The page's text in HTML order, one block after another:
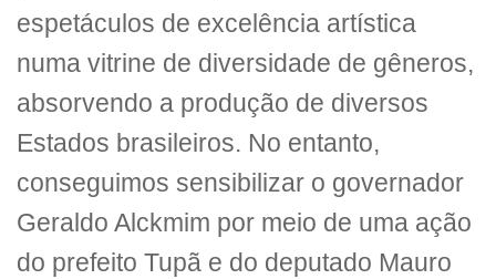
espetáculos de excelência artística
numa vitrine de diversidade de gêneros,
absorvendo a produção de diversos
Estados brasileiros. No entanto,
conseguimos sensibilizar o governador
Geraldo Alckmim por meio de uma ação
do prefeito Tupã e do deputado Mauro